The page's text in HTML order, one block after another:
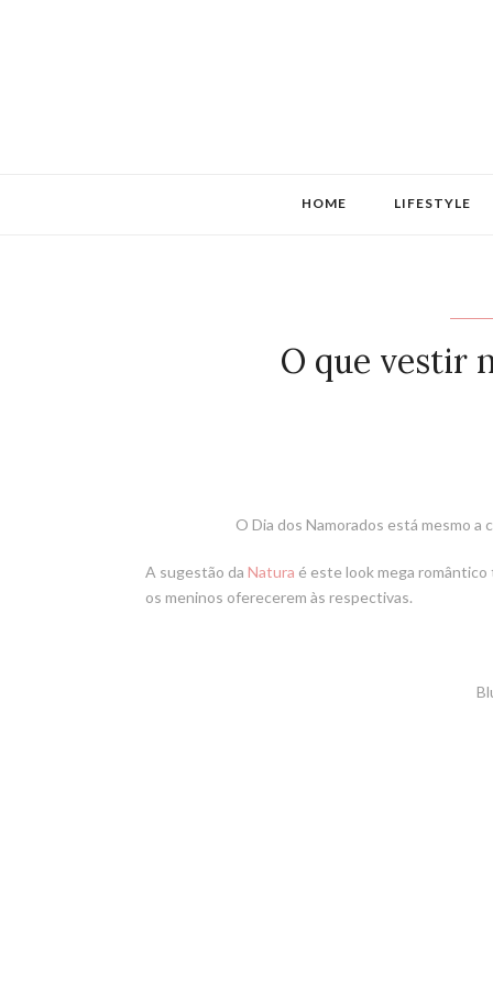
HOME LIFESTYLE
O que vestir
O Dia dos Namorados está mesmo a
A sugestão da Natura é este look mega
os meninos oferecerem às respectivas.